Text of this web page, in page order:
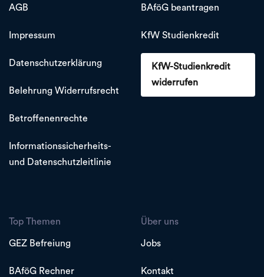
AGB
Impressum
Datenschutzerklärung
Belehrung Widerrufsrecht
Betroffenenrechte
Informationssicherheits-
und Datenschutzleitlinie
BAföG beantragen
KfW Studienkredit
KfW-Studienkredit
widerrufen
Top Themen
GEZ Befreiung
BAföG Rechner
Über uns
Jobs
Kontakt